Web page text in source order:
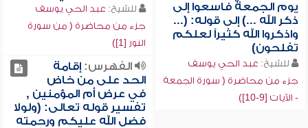
يوم الجمعة فاسعوا إلى
ذكر الله ...) إلى قوله: (...
واذكروا الله كثيراً لعلكم
تفلحون)
للشيخ: عبد الحي يوسف
جزء من محاضرة ( سورة الجمعة
- الآيات [9-10])
للشيخ: عبد الحي يوسف
جزء من محاضرة ( من سورة
النور [1])
الفهرس:إقامة
الحد على من خاض
في عرض أم المؤمنين ,
تفسير قوله تعالى: (ولولا
فضل الله عليكم ورحمته